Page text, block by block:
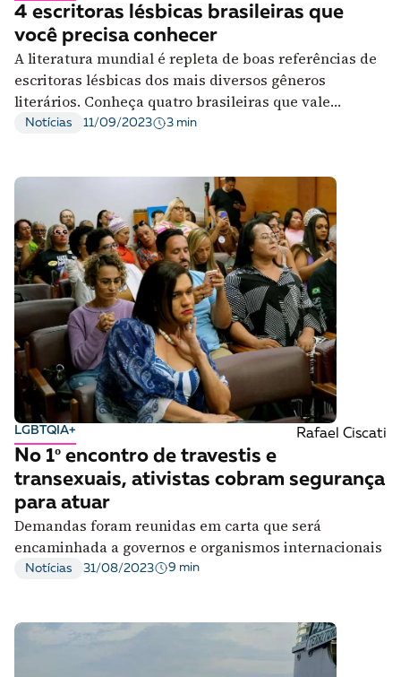
4 escritoras lésbicas brasileiras que
você precisa conhecer
A literatura mundial é repleta de boas referências de
escritoras lésbicas dos mais diversos gêneros
literários. Conheça quatro brasileiras que vale
acompanhar
Notícias 11/09/2023 3 min
LGBTQIA+ Rafael Ciscati
No 1º encontro de travestis e
transexuais, ativistas cobram segurança
para atuar
Demandas foram reunidas em carta que será
encaminhada a governos e organismos internacionais
Notícias 31/08/2023 9 min